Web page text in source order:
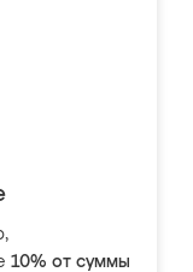
10% от суммы